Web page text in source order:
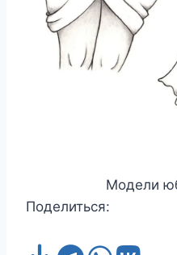
Модели
Поделиться: